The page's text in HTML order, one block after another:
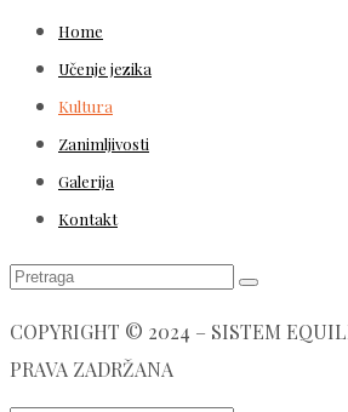
Home
Učenje jezika
Kultura
Zanimljivosti
Galerija
Kontakt
COPYRIGHT © 2024 – SISTEM
PRAVA ZADRŽANA